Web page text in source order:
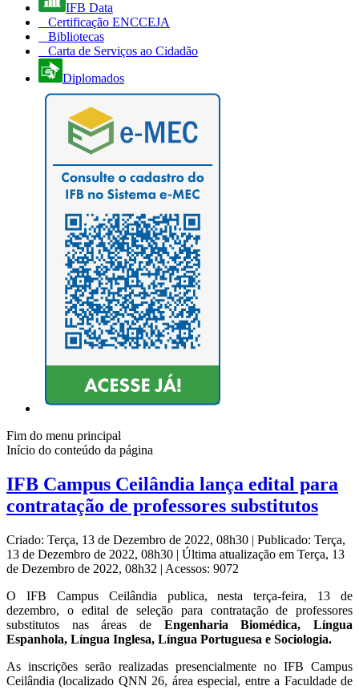
IFB Data
Certificação ENCCEJA
Bibliotecas
Carta de Serviços ao Cidadão
Diplomados
Fim do menu principal
Início do conteúdo da página
IFB Campus Ceilândia lança edital para
contratação de professores substitutos
Criado: Terça, 13 de Dezembro de 2022, 08h30 | Publicado: Terça,
13 de Dezembro de 2022, 08h30 | Última atualização em Terça, 13
de Dezembro de 2022, 08h32 | Acessos: 9072
O IFB Campus Ceilândia publica, nesta terça-feira, 13 de
dezembro, o edital de seleção para contratação de professores
substitutos nas áreas de Engenharia Biomédica, Língua
Espanhola, Língua Inglesa, Língua Portuguesa e Sociologia.
As inscrições serão realizadas presencialmente no IFB Campus
Ceilândia (localizado QNN 26, área especial, entre a Faculdade de